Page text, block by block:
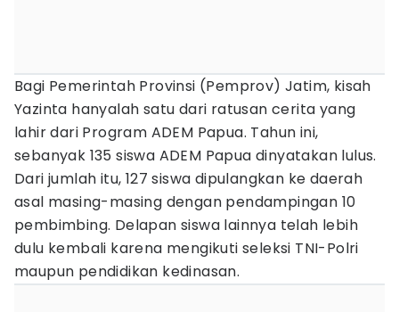
Bagi Pemerintah Provinsi (Pemprov) Jatim, kisah
Yazinta hanyalah satu dari ratusan cerita yang
lahir dari Program ADEM Papua. Tahun ini,
sebanyak 135 siswa ADEM Papua dinyatakan lulus.
Dari jumlah itu, 127 siswa dipulangkan ke daerah
asal masing-masing dengan pendampingan 10
pembimbing. Delapan siswa lainnya telah lebih
dulu kembali karena mengikuti seleksi TNI-Polri
maupun pendidikan kedinasan.